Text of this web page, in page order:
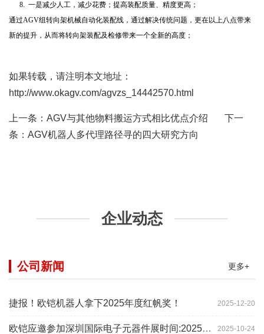
8. 一是减少人工，减少花费；提高装配质量、精度更高；
通过AGV组转向架机械自动化装配线，通过解决传统问题，更在以上八点带来
新的提升，从而将转向架装配及检修带来一个全新的高度；
如果转载，请注明本文地址：
http://www.okagv.com/agvzs_14442570.html
上一条： AGV与其他物料搬运方式相比优点介绍 下一
条： AGV机器人多代理路径寻的四大研究方向
企业动态
更多+
公司新闻
2025-12-20
捷报！欧铠机器人拿下2025年度红帆奖！
2025-10-24
欧铠应邀参加深圳国际电子元器件展时间:2025年10月28-